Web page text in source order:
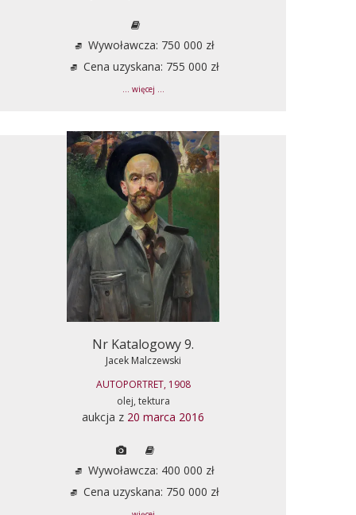
Wywoławcza: 750 000 zł
Cena uzyskana: 755 000 zł
... więcej ...
Nr Katalogowy 9.
Jacek Malczewski
AUTOPORTRET, 1908
olej, tektura
aukcja z 20 marca 2016
Wywoławcza: 400 000 zł
Cena uzyskana: 750 000 zł